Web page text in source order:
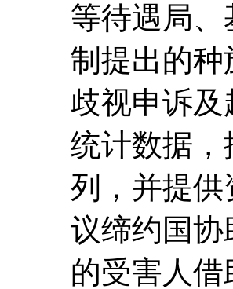
等待遇局
制提出的
歧视申诉
统计数据
列，并提
议缔约国
的受害人